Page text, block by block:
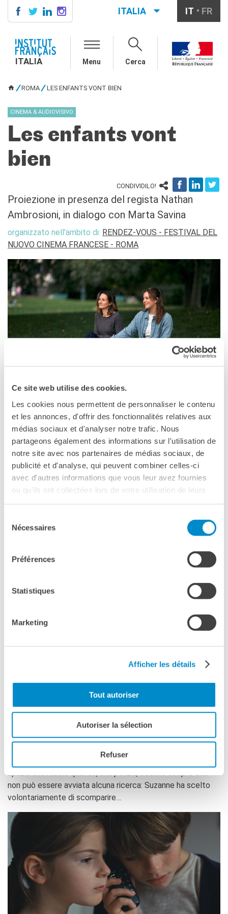
Ce site web utilise des cookies.
Les cookies nous permettent de personnaliser le contenu
et les annonces, d'offrir des fonctionnalités relatives aux
médias sociaux et d'analyser notre trafic. Nous
partageons également des informations sur l'utilisation de
notre site avec nos partenaires de médias sociaux, de
publicité et d'analyse, qui peuvent combiner celles-ci
avec d'autres informations que vous leur avez fournies
ou qu'ils ont collectées lors de votre utilisation de leurs
Nécessaires
Préférences
Statistiques
Marketing
Afficher les détails
Tout autoriser
Autoriser la sélection
Refuser
SCUOLA & UNIVERSITÀ
Studiare in Francia
IL PALAZZO FARNESE
CERCA
ITALIA IT FR
ITALIA Menu Cerca
ROMA LES ENFANTS VONT BIEN
CINEMA & AUDIOVISIVO
Les enfants vont
bien
CONDIVIDILO!
Proiezione in presenza del regista Nathan
Ambrosioni, in dialogo con Marta Savina
organizzato nell'ambito di: RENDEZ-VOUS - FESTIVAL DEL
NUOVO CINEMA FRANCESE - ROMA
ROMA
10 aprile, 18:15
Cinema Nuovo Sacher
Largo Ascianghi, 1, 00192 Roma RM
Telefono 06 581 8116
Vedere la mappa
NATHAN AMBROSIONI,presenterà alCinema Nuovo
LES ENFANTS VONT BIEN.La
proiezione avrà luogo alle
Pleaseaccept marketing-cookies to watch this video.
Una sera d’estate Suzanne si presenta all’improvviso dalla
sorella Jeanne con i suoi due figli. Jeanne resta spiazzata:
non si vedono da mesi e Suzanne appare strana, distante,
suo posto solo un biglietto. Lo smarrimento lascia presto
non può essere avviata alcuna ricerca: Suzanne ha scelto
volontariamente di scomparire…